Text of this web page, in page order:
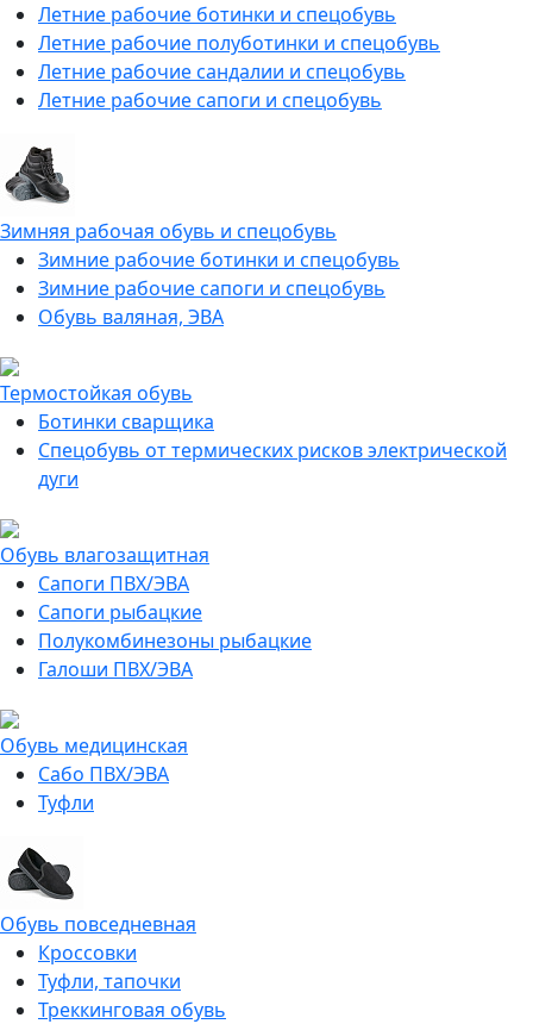
Летние рабочие ботинки и спецобувь
Летние рабочие полуботинки и спецобувь
Летние рабочие сандалии и спецобувь
Летние рабочие сапоги и спецобувь
Зимняя рабочая обувь и спецобувь
Зимние рабочие ботинки и спецобувь
Зимние рабочие сапоги и спецобувь
Обувь валяная, ЭВА
Термостойкая обувь
Ботинки сварщика
Спецобувь от термических рисков электрической
дуги
Обувь влагозащитная
Сапоги ПВХ/ЭВА
Сапоги рыбацкие
Полукомбинезоны рыбацкие
Галоши ПВХ/ЭВА
Обувь медицинская
Сабо ПВХ/ЭВА
Туфли
Обувь повседневная
Кроссовки
Туфли, тапочки
Треккинговая обувь